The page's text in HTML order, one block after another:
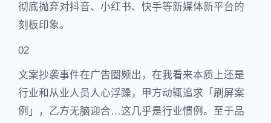
彻底抛弃对抖音、小红书、快手等新媒体新平台的
刻板印象。
02
文案抄袭事件在广告圈频出，在我看来本质上还是
行业和从业人员人心浮躁，甲方动辄追求「刷屏案
例」，乙方无脑迎合…这几乎是行业惯例。至于品